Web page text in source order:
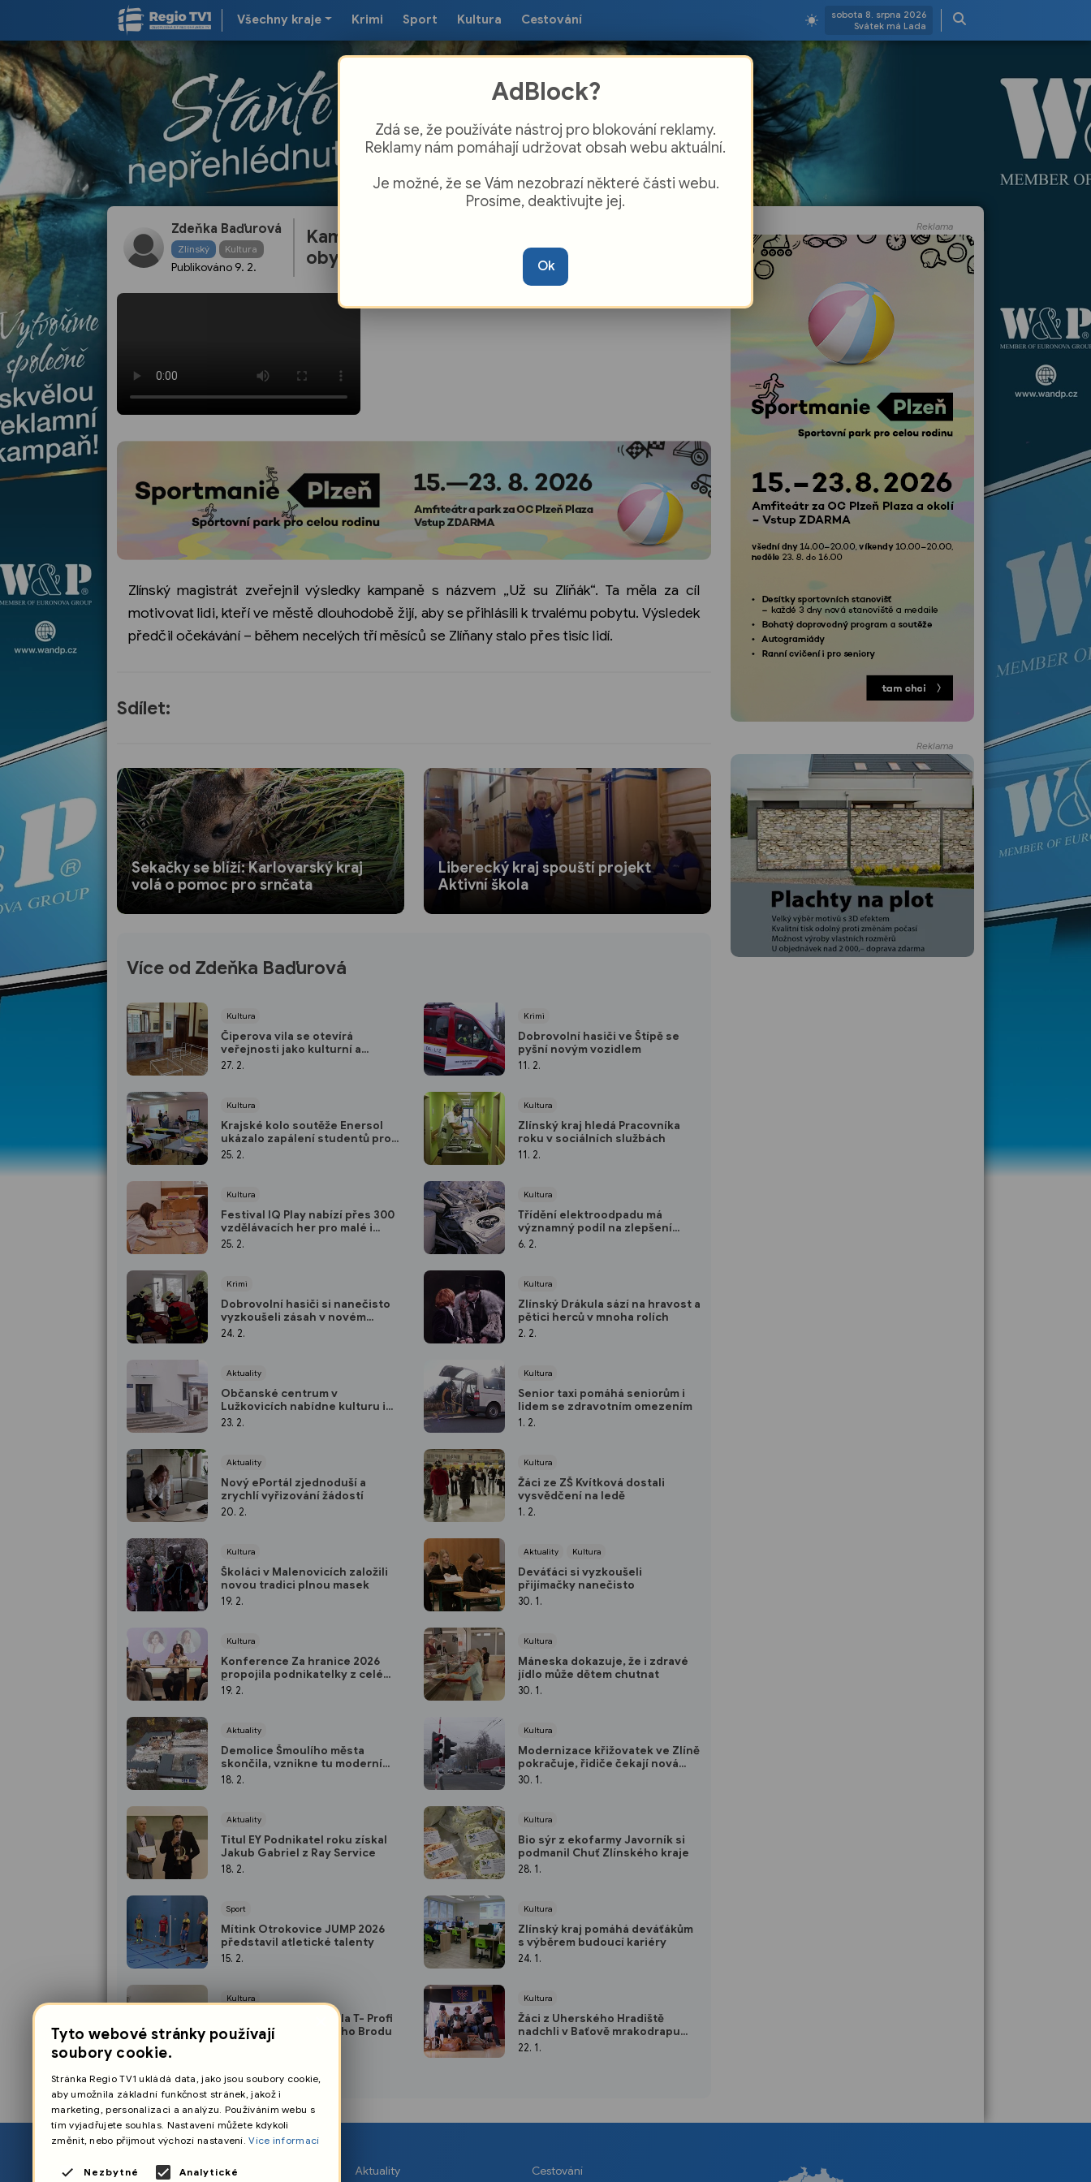
Všechny kraje Krimi Sport Kultura Cestování
sobota 8. srpna 2026
Svátek má Lada
Zdeňka Baďurová
Zlínský Kultura
Publikováno 9. 2.
Kampaň přinesla Zlínu více než tisíc nových
obyvatel
Zlínský magistrát zveřejnil výsledky kampaně s názvem „Už su Zlíňák“. Ta měla za cíl
motivovat lidi, kteří ve městě dlouhodobě žijí, aby se přihlásili k trvalému pobytu. Výsledek
předčil očekávání – během necelých tří měsíců se Zlíňany stalo přes tisíc lidí.
Sdílet:
Sekačky se blíží: Karlovarský kraj
volá o pomoc pro srnčata
Liberecký kraj spouští projekt
Aktivní škola
Více od Zdeňka Baďurová
Kultura
Čiperova vila se otevírá
veřejnosti jako kulturní a
kreativní centrum
27. 2.
Kultura
Krajské kolo soutěže Enersol
ukázalo zapálení studentů pro
obnovitelné zdroje
25. 2.
Kultura
Festival IQ Play nabízí přes 300
vzdělávacích her pro malé i
velké
25. 2.
Krimi
Dobrovolní hasiči si nanečisto
vyzkoušeli zásah v novém
domově pro seniory v
24. 2.
Aktuality
Občanské centrum v
Lužkovicích nabídne kulturu i
volnočasové aktivity
23. 2.
Aktuality
Nový ePortál zjednoduší a
zrychlí vyřizování žádostí
20. 2.
Kultura
Školáci v Malenovicích založili
novou tradici plnou masek
19. 2.
Kultura
Konference Za hranice 2026
propojila podnikatelky z celé
České republiky
19. 2.
Aktuality
Demolice Šmoulího města
skončila, vznikne tu moderní
centrum
18. 2.
Aktuality
Titul EY Podnikatel roku získal
Jakub Gabriel z Ray Service
18. 2.
Sport
Mítink Otrokovice JUMP 2026
představil atletické talenty
15. 2.
Kultura
Vítězem krajského kola T- Profi
se stal tým z Uherského Brodu
Krimi
Dobrovolní hasiči ve Štípě se
pyšní novým vozidlem
11. 2.
Kultura
Zlínský kraj hledá Pracovníka
roku v sociálních službách
11. 2.
Kultura
Třídění elektroodpadu má
významný podíl na zlepšení
životního prostředí
6. 2.
Kultura
Zlínský Drákula sází na hravost a
pětici herců v mnoha rolích
2. 2.
Kultura
Senior taxi pomáhá seniorům i
lidem se zdravotním omezením
1. 2.
Kultura
Žáci ze ZŠ Kvítková dostali
vysvědčení na ledě
1. 2.
Aktuality Kultura
Deváťáci si vyzkoušeli
přijímačky nanečisto
30. 1.
Kultura
Máneska dokazuje, že i zdravé
jídlo může dětem chutnat
30. 1.
Kultura
Modernizace křižovatek ve Zlíně
pokračuje, řidiče čekají nová
omezení
30. 1.
Kultura
Bio sýr z ekofarmy Javorník si
podmanil Chuť Zlínského kraje
28. 1.
Kultura
Zlínský kraj pomáhá deváťákům
s výběrem budoucí kariéry
24. 1.
Kultura
Žáci z Uherského Hradiště
nadchli v Baťově mrakodrapu
cimrmanovským humorem
22. 1.
Reklama
Reklama
O nás Aktuality Cestování
AdBlock?
Zdá se, že používáte nástroj pro blokování reklamy.
Reklamy nám pomáhají udržovat obsah webu aktuální.
Je možné, že se Vám nezobrazí některé části webu.
Prosíme, deaktivujte jej.
Ok
Tyto webové stránky používají
soubory cookie.
Stránka Regio TV1 ukládá data, jako jsou soubory cookie,
aby umožnila základní funkčnost stránek, jakož i
marketing, personalizaci a analýzu. Používáním webu s
tím vyjadřujete souhlas. Nastavení můžete kdykoli
změnit, nebo přijmout výchozí nastavení.Více informací
Nezbytné Analytické